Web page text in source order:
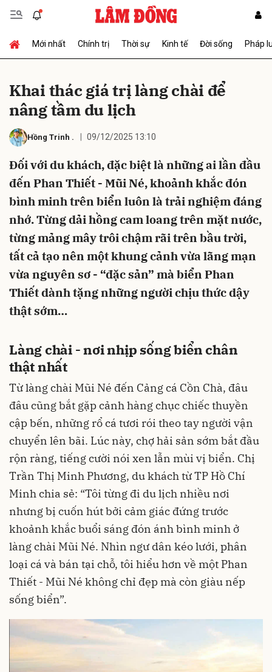
Mới nhất Chính trị Thời sự Kinh tế Đời sống Pháp
Khai thác giá trị làng chài để
nâng tầm du lịch
Hồng Trinh . 09/12/2025 13:10
Đối với du khách, đặc biệt là những ai lần đầu
đến Phan Thiết - Mũi Né, khoảnh khắc đón
bình minh trên biển luôn là trải nghiệm đáng
nhớ. Từng dải hồng cam loang trên mặt nước,
từng mảng mây trôi chậm rãi trên bầu trời,
tất cả tạo nên một khung cảnh vừa lãng mạn
vừa nguyên sơ - “đặc sản” mà biển Phan
Thiết dành tặng những người chịu thức dậy
thật sớm…
Làng chài - nơi nhịp sống biển chân
thật nhất
Từ làng chài Mũi Né đến Cảng cá Cồn Chà, đâu
đâu cũng bắt gặp cảnh hàng chục chiếc thuyền
cập bến, những rổ cá tươi rói theo tay người vận
chuyển lên bãi. Lúc này, chợ hải sản sớm bắt đầu
rộn ràng, tiếng cười nói xen lẫn mùi vị biển. Chị
Trần Thị Minh Phương, du khách từ TP Hồ Chí
Minh chia sẻ: “Tôi từng đi du lịch nhiều nơi
nhưng bị cuốn hút bởi cảm giác đứng trước
khoảnh khắc buổi sáng đón ánh bình minh ở
làng chài Mũi Né. Nhìn ngư dân kéo lưới, phân
loại cá và bán tại chỗ, tôi hiểu hơn về một Phan
Thiết - Mũi Né không chỉ đẹp mà còn giàu nếp
sống biển”.
Gửi bình luận
Hủy Gửi